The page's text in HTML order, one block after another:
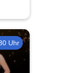
Uhr